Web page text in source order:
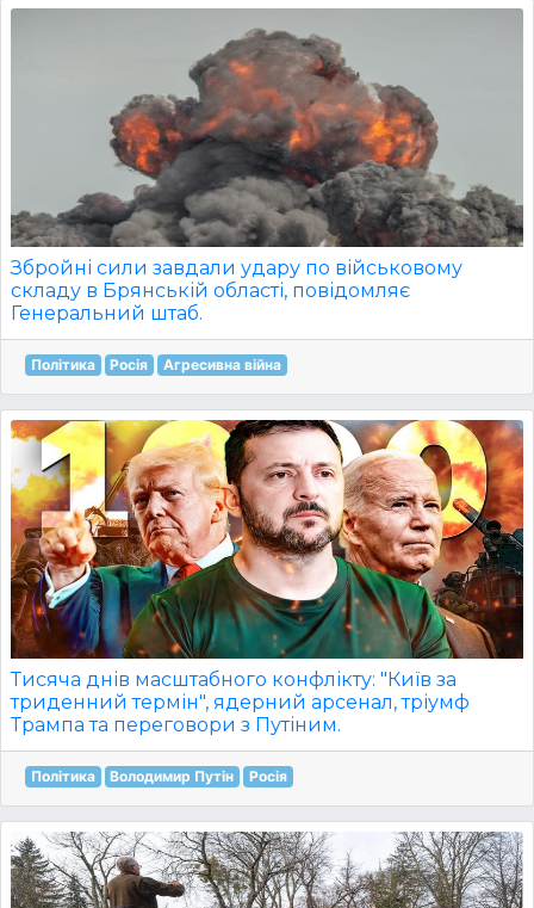
Збройні сили завдали удару по військовому
складу в Брянській області, повідомляє
Генеральний штаб.
Політика Росія Агресивна війна
Тисяча днів масштабного конфлікту: "Київ за
триденний термін", ядерний арсенал, тріумф
Трампа та переговори з Путіним.
Політика Володимир Путін Росія